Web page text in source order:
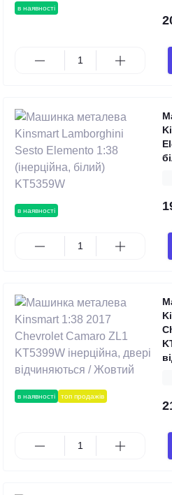
в наявності
в наявності
в наявності топ продажів